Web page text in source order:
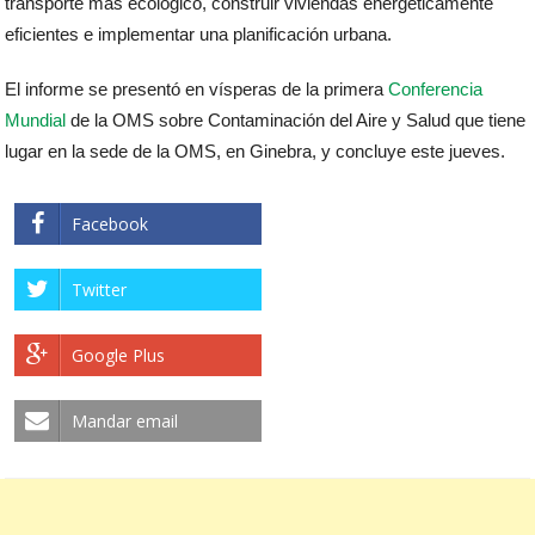
eficientes e implementar una planificación urbana.
El informe se presentó en vísperas de la primeraConferencia
Mundialde la OMS sobre Contaminación del Aire y Salud que tiene
lugar en la sede de la OMS, en Ginebra, y concluye este jueves.
Facebook
Twitter
Google Plus
Mandar email